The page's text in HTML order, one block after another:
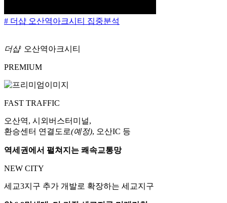
# 더샵 오산역아크시티 집중분석
더샵 오산역아크시티
PREMIUM
FAST TRAFFIC
오산역, 시외버스터미널,
환승센터 연결도로(예정), 오산IC 등
역세권에서 펼쳐지는 쾌속교통망
NEW CITY
세교3지구 추가 개발로 확장하는 세교지구